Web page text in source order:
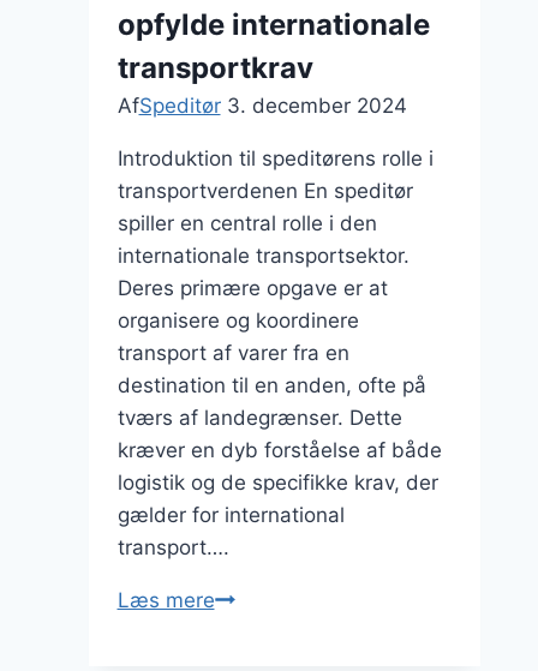
behov
opfylde internationale
transportkrav
AfSpeditør 3. december 2024
Introduktion til speditørens rolle i
transportverdenen En speditør
spiller en central rolle i den
internationale transportsektor.
Deres primære opgave er at
organisere og koordinere
transport af varer fra en
destination til en anden, ofte på
tværs af landegrænser. Dette
kræver en dyb forståelse af både
logistik og de specifikke krav, der
gælder for international
transport….
Læs mereHvordan